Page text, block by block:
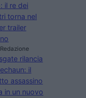
il re dei
torna nel
trailer
rilancia
il
assassino
in un nuovo